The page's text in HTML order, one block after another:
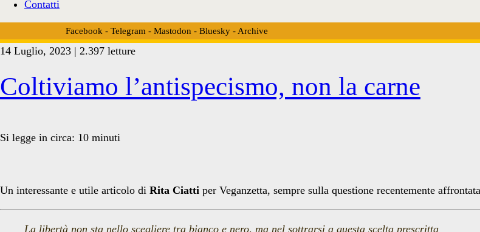
Contatti
Facebook - Telegram - Mastodon - Bluesky- Archive
Tag:
animali</span>
14 Luglio, 2023 | 2.397 letture
Coltiviamo l’antispecismo, non la carne
Si legge in circa: 10 minuti
Un interessante e utile articolo di Rita Ciatti per Veganzetta, sempre sulla questione recentemente
La libertà non sta nello scegliere tra bianco e nero, ma nel sottrarsi a questa scelta prescritta